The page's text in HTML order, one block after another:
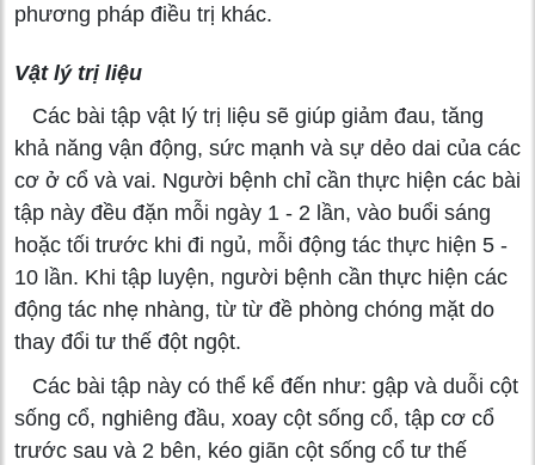
phương pháp điều trị khác.
Vật lý trị liệu
Các bài tập vật lý trị liệu sẽ giúp giảm đau, tăng
khả năng vận động, sức mạnh và sự dẻo dai của các
cơ ở cổ và vai. Người bệnh chỉ cần thực hiện các bài
tập này đều đặn mỗi ngày 1 - 2 lần, vào buổi sáng
hoặc tối trước khi đi ngủ, mỗi động tác thực hiện 5 -
10 lần. Khi tập luyện, người bệnh cần thực hiện các
động tác nhẹ nhàng, từ từ đề phòng chóng mặt do
thay đổi tư thế đột ngột.
Các bài tập này có thể kể đến như: gập và duỗi cột
sống cổ, nghiêng đầu, xoay cột sống cổ, tập cơ cổ
trước sau và 2 bên, kéo giãn cột sống cổ tư thế